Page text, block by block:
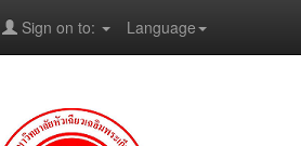
Language
Sign on to: